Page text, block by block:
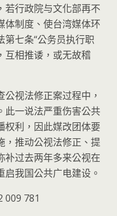
若行政院与文化部再不
体制度、使台湾媒体环
七条“公务员执行职
互相推诿，或无故稽
视法修正案过程中，
此一说法严重伤害公共
权利，因此媒改团体要
，推动公视法修正、提
补过去两年多来公视在
我国公共广电建设。
009 781